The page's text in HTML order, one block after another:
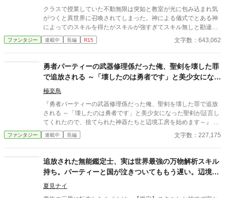
クラスで授業していた不動無限は突如と教室が光に包み込まれ気
がつくと異世界に召喚されてしまった。神による儀式でとある神
によってのスキルを得たがスキルが強すぎてスキル無しと勘違い
され更にはクラスメイトと王女による思惑で追放処刑に会ってし
まうしかし最強スキルと聖獣のカワウソによって難を逃れと思っ
スの中野蒼花そして異世界の仲間と共にこの世界を自由に旅をし
ます。 現在、第五章リード王国編
ファンタジー 連載中 長編 R15 文字数：643,062
勇者パーティーの武器修理係だった俺、聖剣を壊した罪
で追放される ～「壊したのは勇者です」と美少女になっ
た聖剣が証言してくれたので、捨てられた
極楽鳥
『勇者パーティーの武器修理係だった俺、聖剣を壊した罪で追放
される ～「壊したのは勇者です」と美少女になった聖剣が証言し
てくれたので、捨てられた神器たちと辺境工房を始めます～』 あ
らすじ 勇者パーティーの武器修理係ラウルは、戦えない無能とし
て仲間から見下されていた。 ある日、ラウルの警告を無視した勇
ウルだった。 報酬も名誉も奪われ、パーティーを追放されたラウ
ルは、処分されることになった聖剣だけを引き取って辺境へ向か
う。 廃村の鍛冶場で折れた聖剣を修理すると、まばゆい光の中か
ら銀髪の美しい女性が現れた。 「わたしを壊したのは勇者です。
そして、あなたこそがわたしの主です」 ラウルの外れ技能【原型
ファンタジー 連載中 長編 文字数：227,175
追放された無能鑑定士、実は世界最強の万物解析スキル
持ち。パーティーと国が泣きついてももう遅い。辺境で
美少女とスローライフ（？）を送る
夏見ナイ